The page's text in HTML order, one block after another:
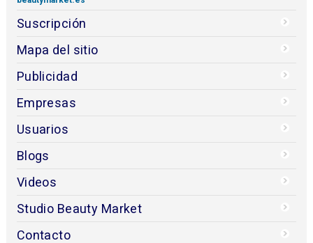
Suscripción
Mapa del sitio
Publicidad
Empresas
Usuarios
Blogs
Videos
Studio Beauty Market
Contacto